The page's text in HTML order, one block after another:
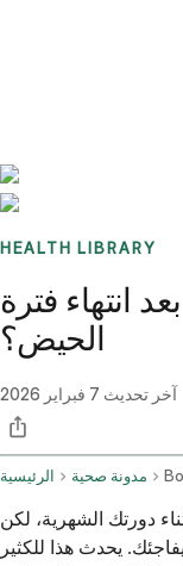
HEALTH LIBRARY
انتهاء فترة
الحيض؟
آخر تحديث 7 فبراير 2026
الرئيسية مدونة صحية
دورتك الشهرية، لكن
يحدث هذا للكثير